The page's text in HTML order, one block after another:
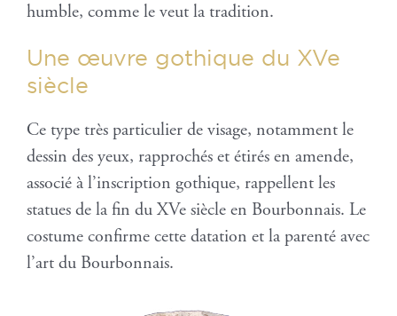
humble, comme le veut la tradition.
Une œuvre gothique du XVe
siècle
Ce type très particulier de visage, notamment le
dessin des yeux, rapprochés et étirés en amende,
associé à l’inscription gothique, rappellent les
statues de la fin du XVe siècle en Bourbonnais. Le
costume confirme cette datation et la parenté avec
l’art du Bourbonnais.